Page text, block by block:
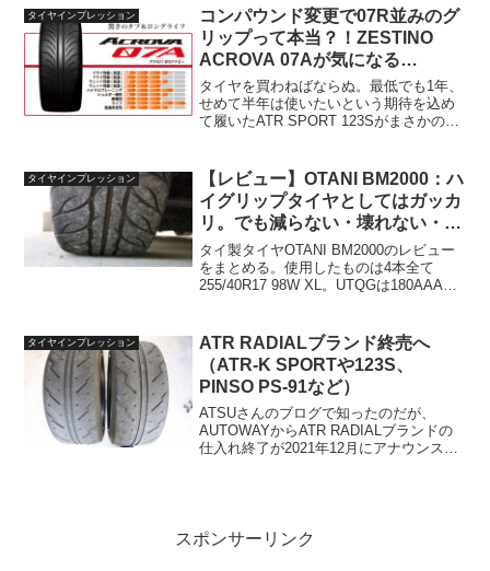
ここ最近はそんなバリバリ走れない都合
もある。これを...
タイヤインプレッション
コンパウンド変更で07R並みのグ
リップって本当？！ZESTINO
ACROVA 07Aが気になる…
タイヤを買わねばならぬ。最低でも1年、
せめて半年は使いたいという期待を込め
て履いたATR SPORT 123Sがまさかのサ
う間にスリップサインを超えてすり減っ
ていったタ...
タイヤインプレッション
【レビュー】OTANI BM2000：ハ
イグリップタイヤとしてはガッカ
リ。でも減らない・壊れない・感
触がいいので、練習用にはかなり
アリかも
タイ製タイヤOTANI BM2000のレビュー
をまとめる。使用したものは4本全て
255/40R17 98W XL。UTQGは180AAA。
本あたり12.2kg...
タイヤインプレッション
ATR RADIALブランド終売へ
（ATR-K SPORTや123S、
PINSO PS-91など）
ATSUさんのブログで知ったのだが、
AUTOWAYからATR RADIALブランドの
仕入れ終了が2021年12月にアナウンスさ
スポンサーリンク